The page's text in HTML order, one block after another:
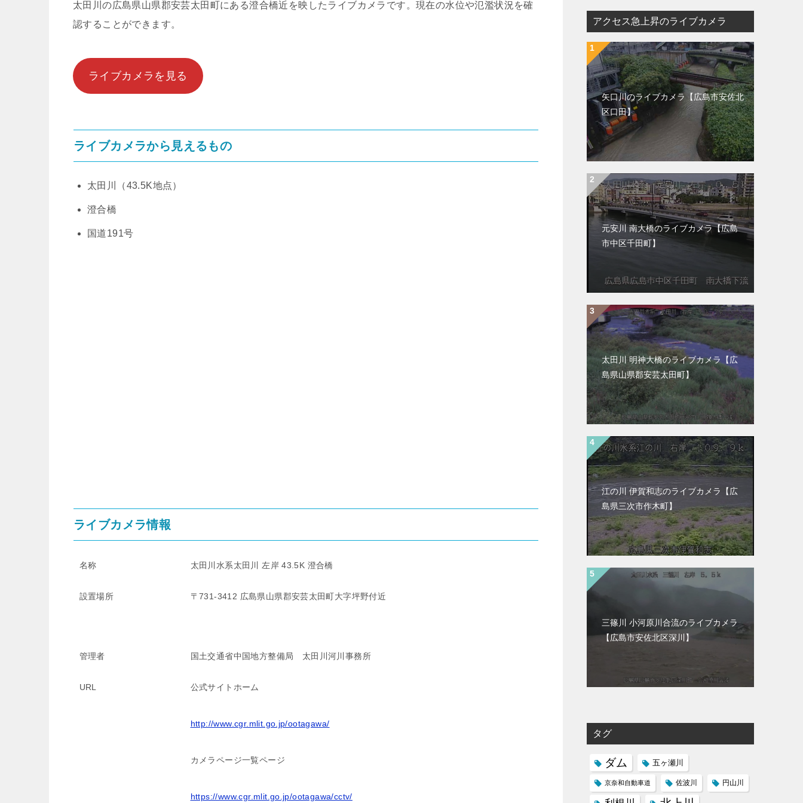
太田川の広島県山県郡安芸太田町にある澄合橋近を映したライブカメラです。現在の水位や氾濫状況を確
認することができます。
ライブカメラを見る
ライブカメラから見えるもの
太田川（43.5K地点）
澄合橋
国道191号
ライブカメラ情報
名称 太田川水系太田川 左岸 43.5K 澄合橋
設置場所 〒731-3412 広島県山県郡安芸太田町大字坪野付近
管理者 国土交通省中国地方整備局 太田川河川事務所
URL 公式サイトホーム
http://www.cgr.mlit.go.jp/ootagawa/
カメラページ一覧ページ
https://www.cgr.mlit.go.jp/ootagawa/cctv/
アクセス急上昇のライブカメラ
矢口川のライブカメラ【広島市安佐北
区口田】
元安川 南大橋のライブカメラ【広島
市中区千田町】
太田川 明神大橋のライブカメラ【広
島県山県郡安芸太田町】
江の川 伊賀和志のライブカメラ【広
島県三次市作木町】
三篠川 小河原川合流のライブカメラ
【広島市安佐北区深川】
タグ
ダム 五ヶ瀬川
京奈和自動車道 佐波川 円山川